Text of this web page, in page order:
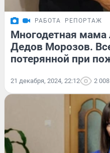
РАБОТА РЕПОРТАЖ
Многодетная мама
Дедов Морозов.
потерянной при
21 декабря, 2024, 22:12 2 008